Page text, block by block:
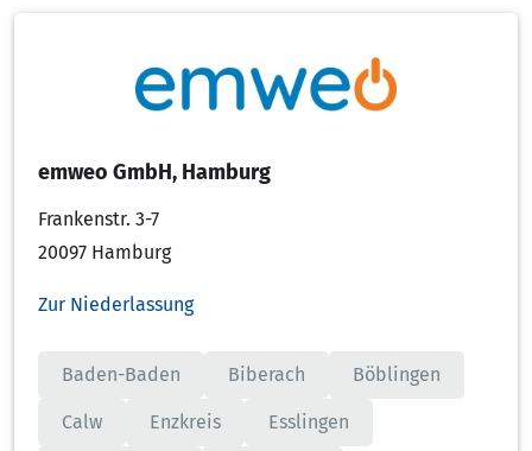
emweo GmbH, Hamburg
Frankenstr. 3-7
20097 Hamburg
Zur Niederlassung
Baden-Baden Biberach Böblingen
Calw Enzkreis Esslingen